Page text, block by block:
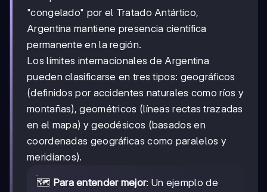
"congelado" por el Tratado Antártico,
Argentina mantiene presencia científica
permanente en la región.
Los límites internacionales de Argentina
pueden clasificarse en tres tipos: geográficos
(definidos por accidentes naturales como ríos y
montañas), geométricos (líneas rectas trazadas
en el mapa) y geodésicos (basados en
coordenadas geográficas como paralelos y
meridianos).
🗺️ Para entender mejor: Un ejemplo de